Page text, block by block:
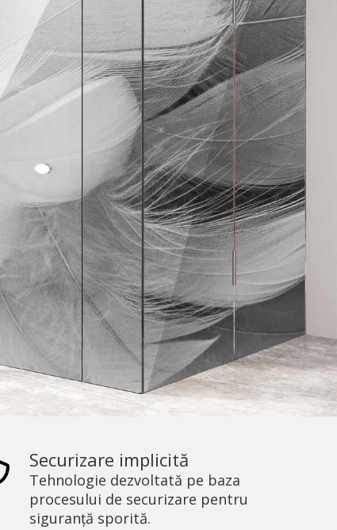
Securizare implicită
Tehnologie dezvoltată pe baza
procesului de securizare pentru
siguranță sporită.